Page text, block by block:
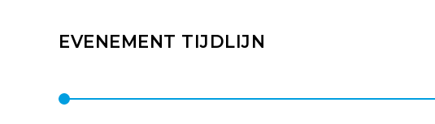
EVENEMENT TIJDLIJN